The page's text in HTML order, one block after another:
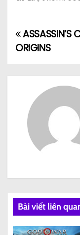
Đ
ề
n
g
b
ASSASSIN’S
ORIGINS
Bài viết liên